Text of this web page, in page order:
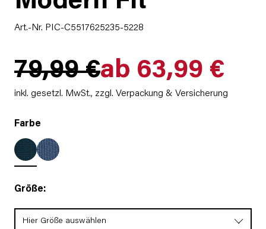
Art.-Nr. PIC-C5517625235-5228
79,99 €ab 63,99 €
inkl. gesetzl. MwSt., zzgl. Verpackung & Versicherung
Farbe
Größe:
Hier Größe auswählen